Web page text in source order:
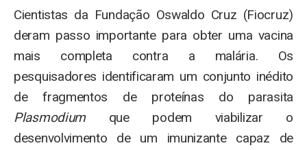
Cientistas da Fundação Oswaldo Cruz (Fiocruz)
deram passo importante para obter uma vacina
mais completa contra a malária. Os
pesquisadores identificaram um conjunto inédito
de fragmentos de proteínas do parasita
Plasmodiumque podem viabilizar o
desenvolvimento de um imunizante capaz de